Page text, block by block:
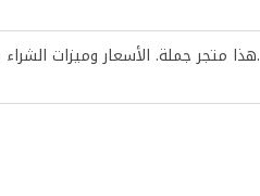
هذا متجر جملة. الأسعار وميزات.